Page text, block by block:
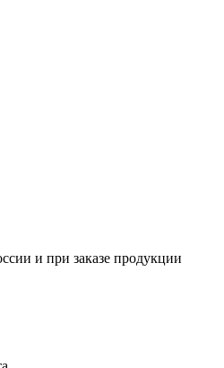
и при заказе продукции